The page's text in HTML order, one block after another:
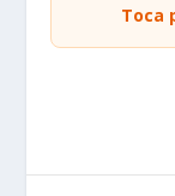
Toca